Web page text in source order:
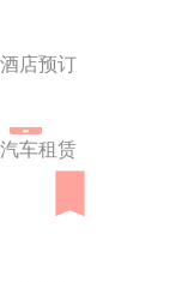
酒店预订
汽车租赁